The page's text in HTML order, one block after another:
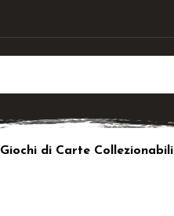
Giochi di Carte Collezionabili